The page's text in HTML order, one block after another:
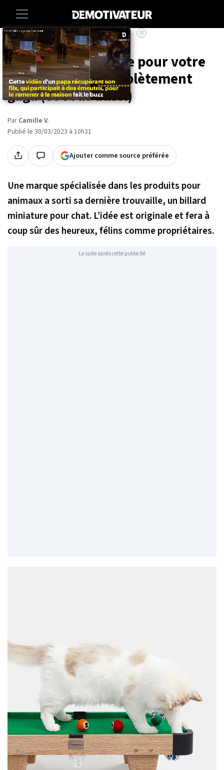
Accueil Animaux
Ce billard miniature pour votre
chat le rendra complètement
gaga (et vous aussi)
Par Camille V.
Publié le 30/03/2023 à 10h31
Ajouter comme source préférée
Une marque spécialisée dans les produits pour
animaux a sorti sa dernière trouvaille, un billard
miniature pour chat. L’idée est originale et fera à
coup sûr des heureux, félins comme propriétaires.
La suite après cette publicité
×